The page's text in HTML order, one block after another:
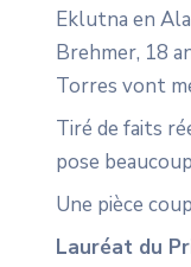
Eklutna en
Brehmer, 18
Torres vont
Tiré de faits
pose
Une pièce
Lauréat du